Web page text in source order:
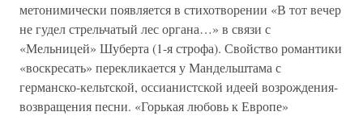
метонимически появляется в стихотворении «В тот вечер
не гудел стрельчатый лес органа…» в связи с
«Мельницей» Шуберта (1-я строфа). Свойство романтики
«воскресать» перекликается у Мандельштама с
германско-кельтской, оссианистской идеей возрождения-
возвращения песни. «Горькая любовь к Европе»